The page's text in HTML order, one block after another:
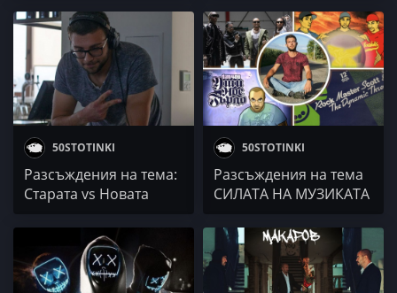
(БЧБГХХИ)
50STOTINKI
Разсъждения на тема:
Старата vs Новата
50STOTINKI
Разсъждения на тема
СИЛАТА НА МУЗИКАТА